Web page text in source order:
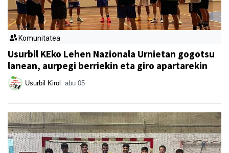
Komunitatea
Usurbil KEko Lehen Nazionala Urnietan gogotsu
lanean, aurpegi berriekin eta giro apartarekin
Usurbil Kirol abu 05